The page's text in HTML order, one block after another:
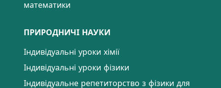
математики
ПРИРОДНИЧІ НАУКИ
Індивідуальні уроки хімії
Індивідуальні уроки фізики
Індивідуальне репетиторство з фізики для